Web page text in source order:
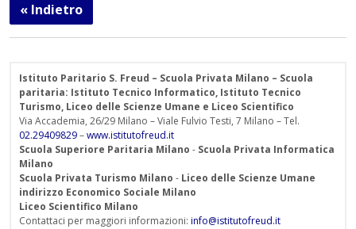
« Indietro
Istituto Paritario S. Freud – Scuola Privata Milano – Scuola
paritaria: Istituto Tecnico Informatico, Istituto Tecnico
Turismo, Liceo delle Scienze Umane e Liceo Scientifico
Via Accademia, 26/29 Milano – Viale Fulvio Testi, 7 Milano – Tel.
02.29409829–www.istitutofreud.it
Scuola Superiore Paritaria Milano - Scuola Privata Informatica
Milano
Scuola Privata Turismo Milano - Liceo delle Scienze Umane
indirizzo Economico Sociale Milano
Liceo Scientifico Milano
Contattaci per maggiori informazioni: info@istitutofreud.it